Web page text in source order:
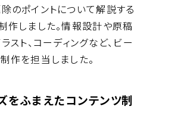
のポイントについて解説する
作しました。情報設計や原稿
スト、コーディングなど、ビー
作を担当しました。
をふまえたコンテンツ制